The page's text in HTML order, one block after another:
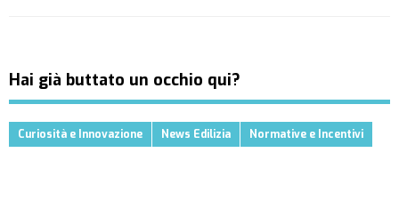
Hai già buttato un occhio qui?
Curiosità e Innovazione News Edilizia Normative e Incentivi